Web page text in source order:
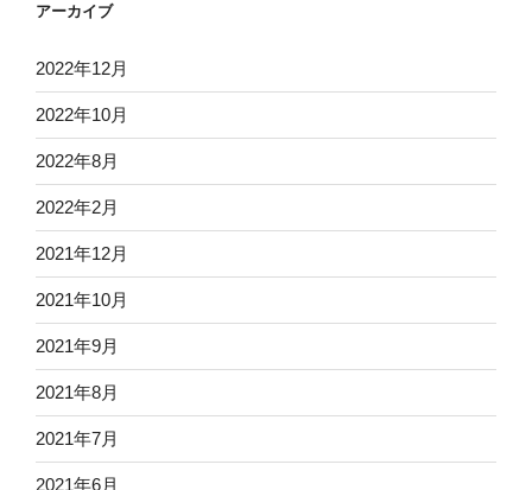
アーカイブ
2022年12月
2022年10月
2022年8月
2022年2月
2021年12月
2021年10月
2021年9月
2021年8月
2021年7月
2021年6月